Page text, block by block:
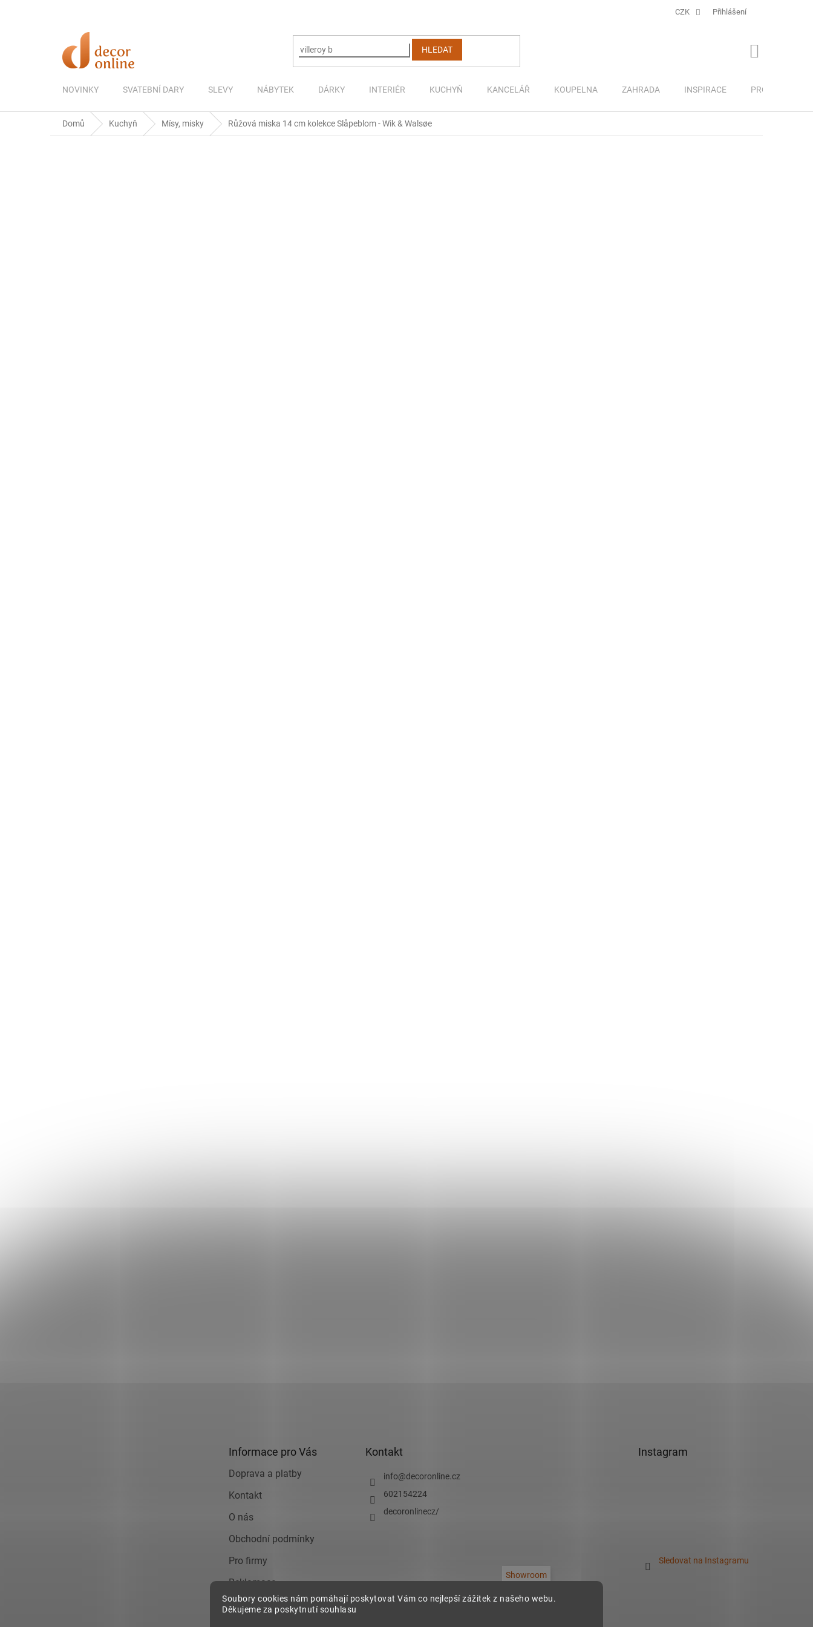
Soubory cookies nám pomáhají poskytovat Vám co nejlepší zážitek z našeho webu.
Děkujeme za poskytnutí souhlasu
CZK Přihlášení
HLEDAT
NOVINKY SVATEBNÍ DARY SLEVY NÁBYTEK DÁRKY INTERIÉR KUCHYŇ KANCELÁŘ KOUPELNA ZAHRADA INSPIRACE PRO DĚTI
Domů Kuchyň Mísy, misky Růžová miska 14 cm kolekce Slåpeblom - Wik & Walsøe
Informace pro Vás
Doprava a platby
Kontakt
O nás
Obchodní podmínky
Pro firmy
Reklamace
Zásady ochrany osobních
údajů
Kontakt
info@decoronline.cz
602154224
decoronlinecz/
Showroom
Instagram
Sledovat na Instagramu